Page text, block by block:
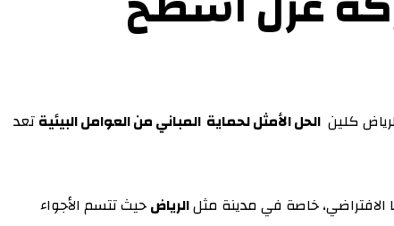
كلينالحل الأمثل لحماية المباني من العوامل البيئيةتعد
خاصة في مدينة مثلالرياضحيث تتسم الأجواء